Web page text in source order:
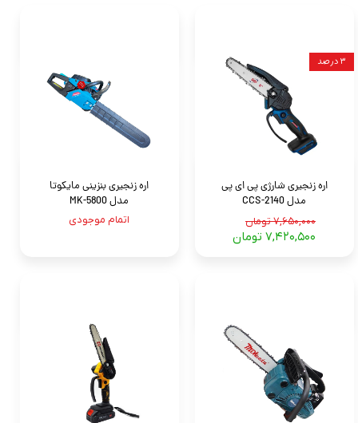
اره زنجیری شارژی پی ای پی
مدل CCS-2140
۷,۶۵۰,۰۰۰ تومان
۷,۴۲۰,۵۰۰ تومان
۳ درصد
اره زنجیری بنزینی مایکوتا
مدل MK-5800
اتمام موجودی